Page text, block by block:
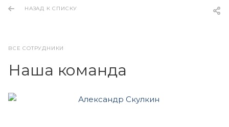
НАЗАД К СПИСКУ
ВСЕ СОТРУДНИКИ
Наша команда